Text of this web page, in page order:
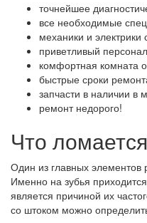
точнейшее
все необходимые
механики и
приветливый
комфортная комната
быстрые сроки
запчасти в наличии в
ремонт недорого!
Что
Один из главных элементов
Именно на зубья
является причиной их
со штоком можно